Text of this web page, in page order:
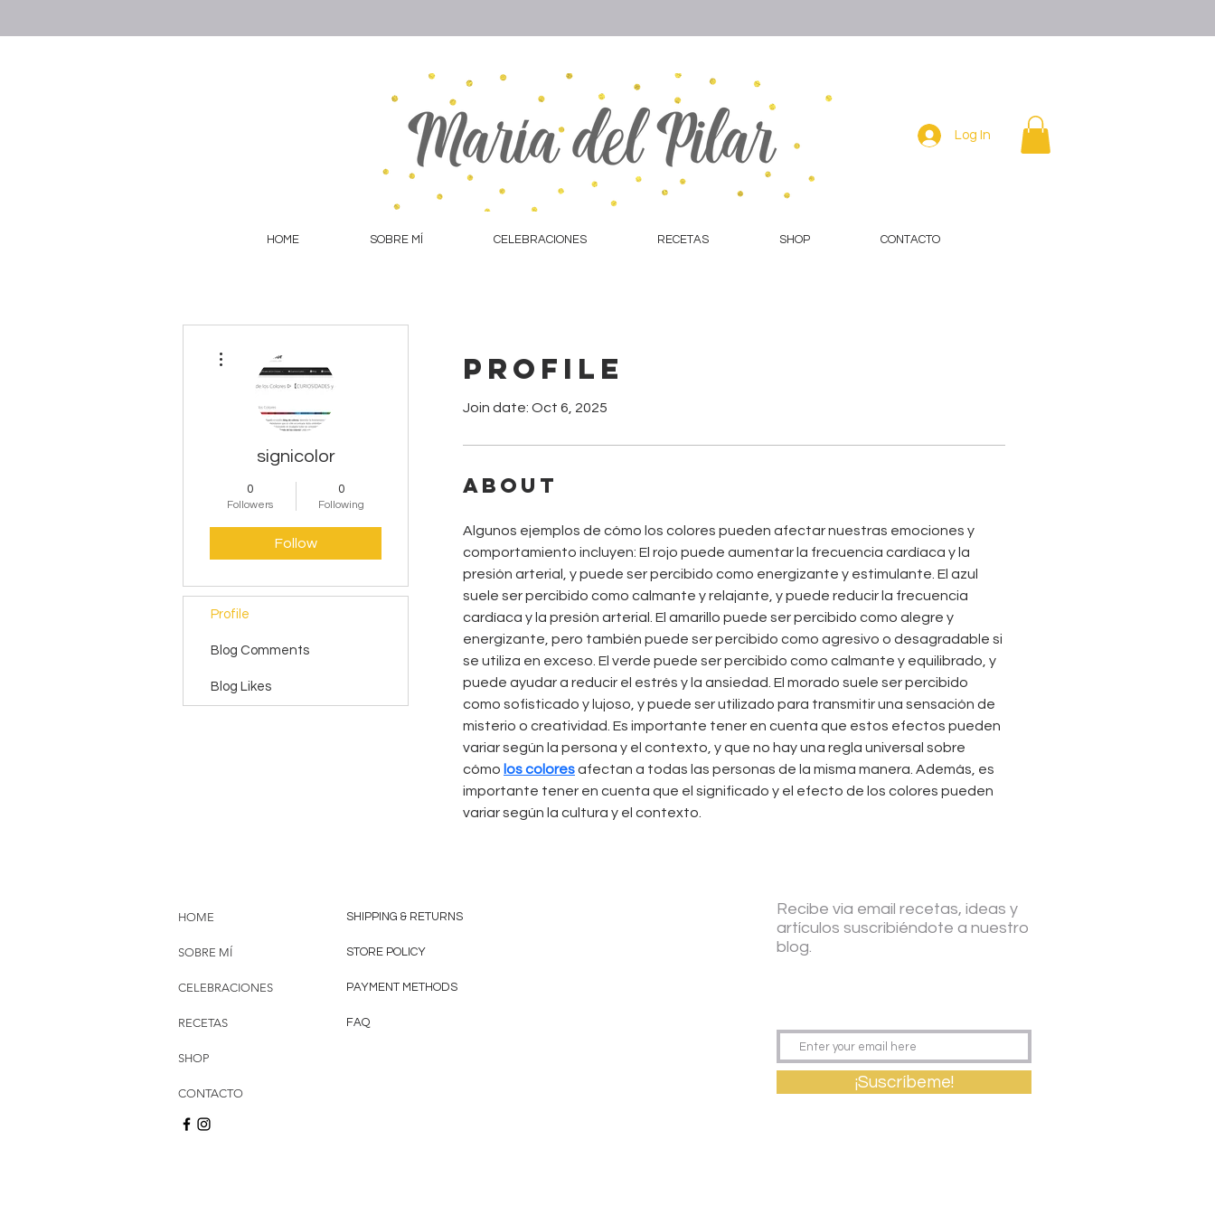
Log In
HOME SOBRE MÍ CELEBRACIONES RECETAS SHOP CONTACTO
Profile
Join date: Oct 6, 2025
About
Algunos ejemplos de cómo los colores pueden afectar nuestras emociones y
comportamiento incluyen: El rojo puede aumentar la frecuencia cardíaca y la
presión arterial, y puede ser percibido como energizante y estimulante. El azul
suele ser percibido como calmante y relajante, y puede reducir la frecuencia
cardíaca y la presión arterial. El amarillo puede ser percibido como alegre y
energizante, pero también puede ser percibido como agresivo o desagradable si
se utiliza en exceso. El verde puede ser percibido como calmante y equilibrado, y
puede ayudar a reducir el estrés y la ansiedad. El morado suele ser percibido
como sofisticado y lujoso, y puede ser utilizado para transmitir una sensación de
misterio o creatividad. Es importante tener en cuenta que estos efectos pueden
variar según la persona y el contexto, y que no hay una regla universal sobre
cómo los colores afectan a todas las personas de la misma manera. Además, es
importante tener en cuenta que el significado y el efecto de los colores pueden
variar según la cultura y el contexto.
signicolor
0
Followers
0
Following
Follow
Profile
Blog Comments
Blog Likes
HOME
SOBRE MÍ
CELEBRACIONES
RECETAS
SHOP
CONTACTO
SHIPPING & RETURNS
STORE POLICY
PAYMENT METHODS
FAQ
Recibe via email recetas, ideas y
artículos suscribiéndote a nuestro
blog.
¡Suscríbeme!